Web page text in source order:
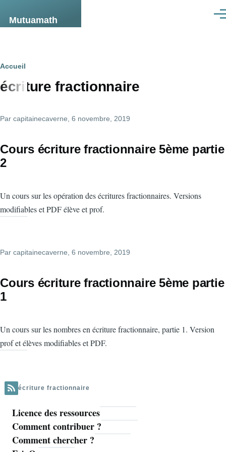
Mutuamath
Fil
d'Ariane
Accueil
écriture fractionnaire
Par capitainecaverne , 6 novembre, 2019
Cours écriture fractionnaire 5ème partie
2
Un cours sur les opération des écritures fractionnaires. Versions
modifiables et PDF élève et prof.
Par capitainecaverne , 6 novembre, 2019
Cours écriture fractionnaire 5ème partie
1
Un cours sur les nombres en écriture fractionnaire, partie 1. Version
prof et élèves modifiables et PDF.
écriture fractionnaire
Navigation
principale
Licence des ressources
Comment contribuer ?
Comment chercher ?